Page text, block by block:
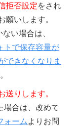
拒否設定をされ
願いします。
い場合は、
トで保存容量が
できなくなりま
送りします。
場合は、改めて
ォーム よりお問